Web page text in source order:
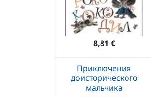
8,81 €
Приключения
доисторического
мальчика